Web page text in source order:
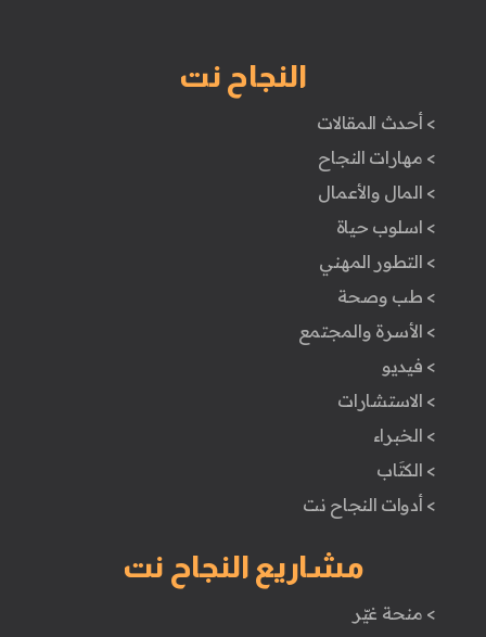
النجاح نت
> أحدث المقالات
> مهارات النجاح
> المال والأعمال
> اسلوب حياة
> التطور المهني
> طب وصحة
> الأسرة والمجتمع
> فيديو
> الاستشارات
> الخبراء
> الكتَاب
> أدوات النجاح نت
مشاريع النجاح نت
> منحة غيّر